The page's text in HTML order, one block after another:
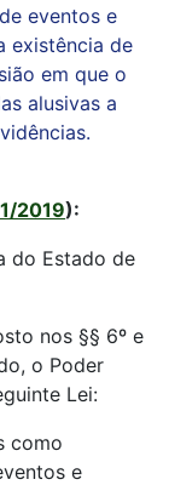
eventos e
existência de
em que o
alusivas a
2019):
do Estado de
nos §§ 6º e
o Poder
Lei:
como
e